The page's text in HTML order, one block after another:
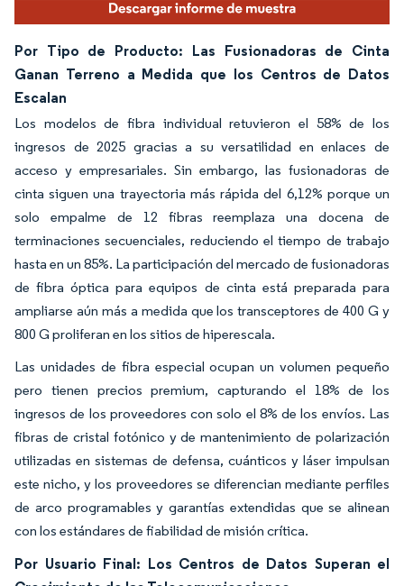
Por Tipo de Producto: Las Fusionadoras de Cinta
Ganan Terreno a Medida que los Centros de Datos
Escalan
Los modelos de fibra individual retuvieron el 58% de los
ingresos de 2025 gracias a su versatilidad en enlaces de
acceso y empresariales. Sin embargo, las fusionadoras de
cinta siguen una trayectoria más rápida del 6,12% porque un
solo empalme de 12 fibras reemplaza una docena de
terminaciones secuenciales, reduciendo el tiempo de trabajo
hasta en un 85%. La participación del mercado de fusionadoras
de fibra óptica para equipos de cinta está preparada para
ampliarse aún más a medida que los transceptores de 400 G y
800 G proliferan en los sitios de hiperescala.
Las unidades de fibra especial ocupan un volumen pequeño
pero tienen precios premium, capturando el 18% de los
ingresos de los proveedores con solo el 8% de los envíos. Las
fibras de cristal fotónico y de mantenimiento de polarización
utilizadas en sistemas de defensa, cuánticos y láser impulsan
este nicho, y los proveedores se diferencian mediante perfiles
de arco programables y garantías extendidas que se alinean
con los estándares de fiabilidad de misión crítica.
Por Usuario Final: Los Centros de Datos Superan el